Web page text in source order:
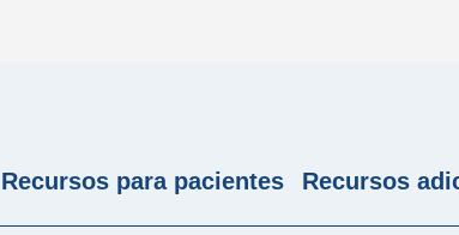
Recursos para pacientes Recursos